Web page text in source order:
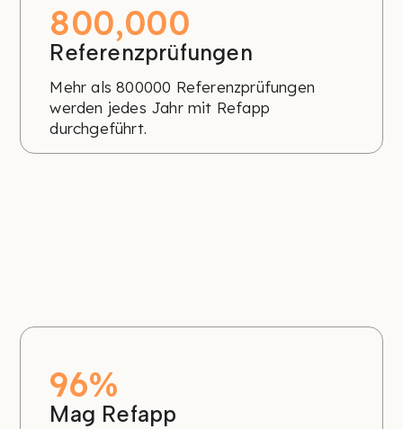
800,000
Referenzprüfungen
Mehr als 800000 Referenzprüfungen
werden jedes Jahr mit Refapp
durchgeführt.
96%
Mag Refapp